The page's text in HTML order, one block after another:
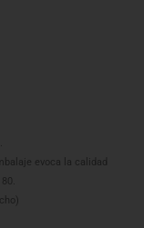
evoca la calidad